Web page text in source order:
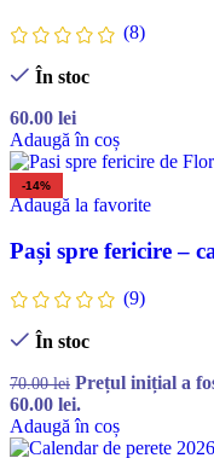
(8)
În stoc
60.00 lei
Adaugă în coș
-14%
Adaugă la favorite
Pași spre fericire –
(9)
În stoc
70.00lei Prețul inițial a
60.00 lei.
Adaugă în coș